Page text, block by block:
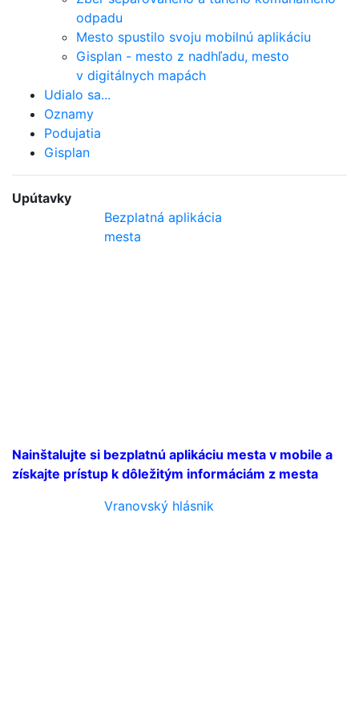
odpadu
Mesto spustilo svoju mobilnú aplikáciu
Gisplan - mesto z nadhľadu, mesto
v digitálnych mapách
Udialo sa...
Oznamy
Podujatia
Gisplan
Upútavky
Bezplatná aplikácia
mesta
Nainštalujte si bezplatnú aplikáciu mesta v mobile a
získajte prístup k dôležitým informáciám z mesta
Vranovský hlásnik